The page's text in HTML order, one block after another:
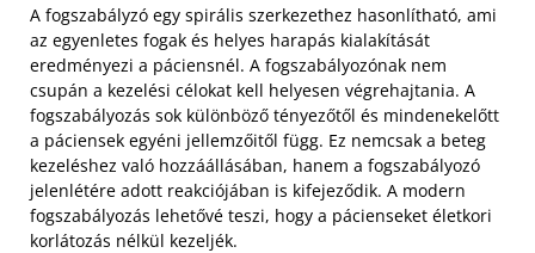
A fogszabályzó egy spirális szerkezethez hasonlítható, ami
az egyenletes fogak és helyes harapás kialakítását
eredményezi a páciensnél. A fogszabályozónak nem
csupán a kezelési célokat kell helyesen végrehajtania. A
fogszabályozás sok különböző tényezőtől és mindenekelőtt
a páciensek egyéni jellemzőitől függ. Ez nemcsak a beteg
kezeléshez való hozzáállásában, hanem a fogszabályozó
jelenlétére adott reakciójában is kifejeződik. A modern
fogszabályozás lehetővé teszi, hogy a pácienseket életkori
korlátozás nélkül kezeljék.